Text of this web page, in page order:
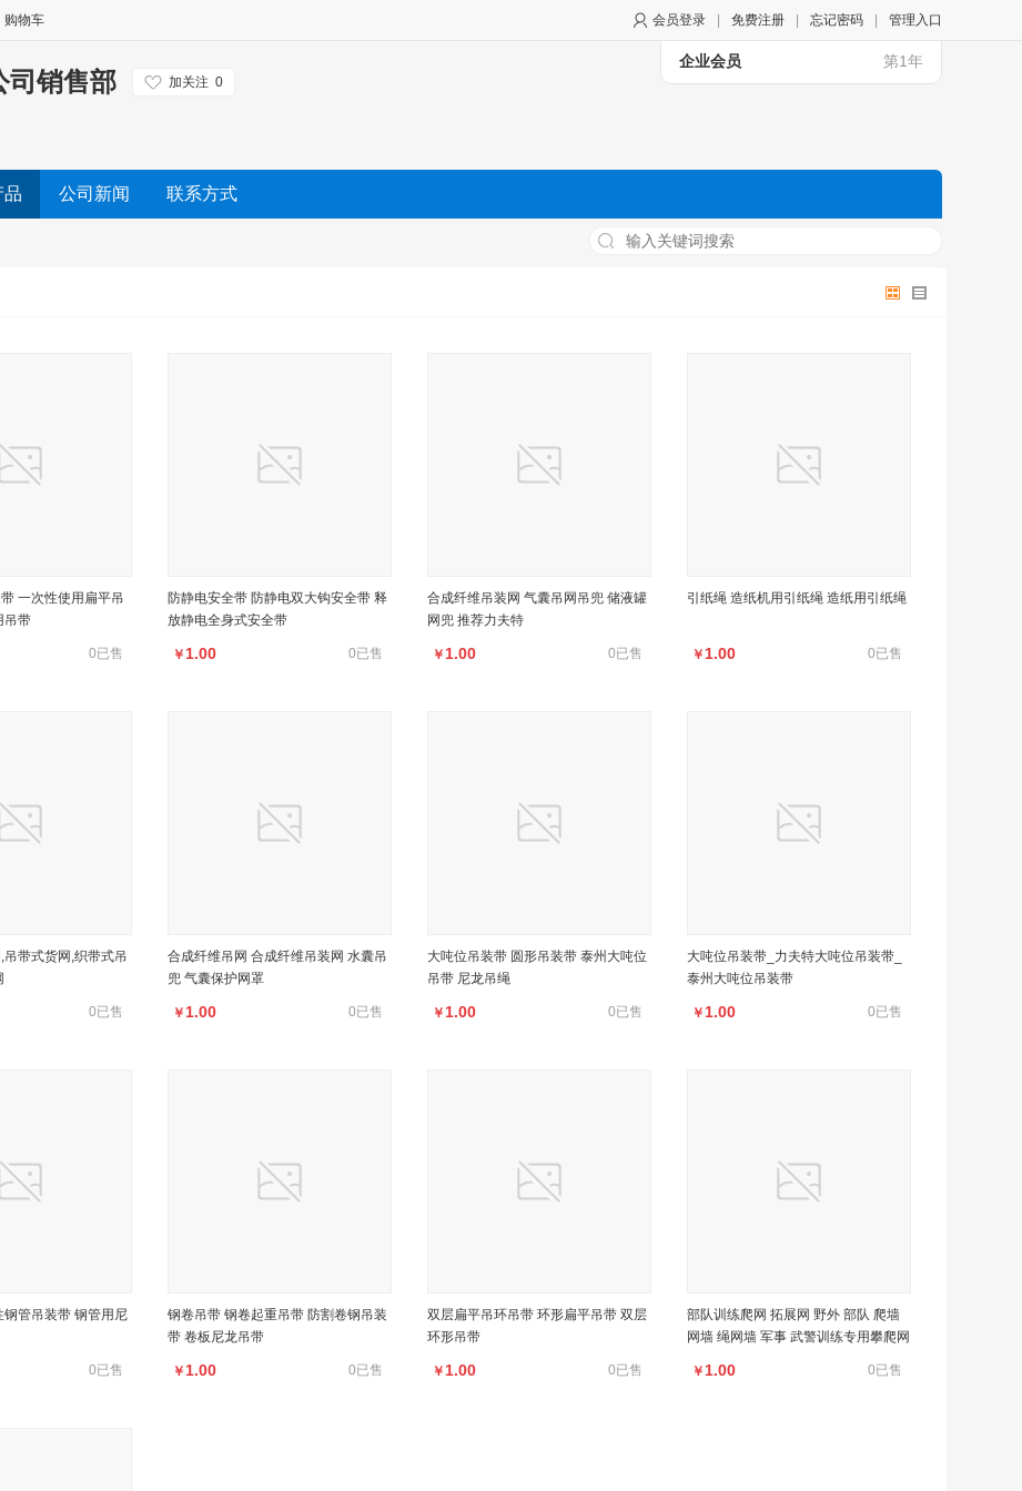
会员登录 免费注册 忘记密码 管理入口
购物车
企业会员 第1年
司销售部 加关注 0
品 公司新闻 联系方式
一次性使用扁平吊
吊带
0已售
防静电安全带 防静电双大钩安全带 释
放静电全身式安全带
￥ 1.00 0已售
合成纤维吊装网 气囊吊网吊兜 储液罐
网兜 推荐力夫特
￥ 1.00 0已售
引纸绳 造纸机用引纸绳 造纸用引纸绳
￥ 1.00 0已售
带式货网,织带式吊
0已售
合成纤维吊网 合成纤维吊装网 水囊吊
兜 气囊保护网罩
￥ 1.00 0已售
大吨位吊装带 圆形吊装带 泰州大吨位
吊带 尼龙吊绳
￥ 1.00 0已售
大吨位吊装带_力夫特大吨位吊装带_
泰州大吨位吊装带
￥ 1.00 0已售
钢管吊装带 钢管用尼
0已售
钢卷吊带 钢卷起重吊带 防割卷钢吊装
带 卷板尼龙吊带
￥ 1.00 0已售
双层扁平吊环吊带 环形扁平吊带 双层
环形吊带
￥ 1.00 0已售
部队训练爬网 拓展网 野外 部队 爬墙
网墙 绳网墙 军事 武警训练专用攀爬网
￥ 1.00 0已售